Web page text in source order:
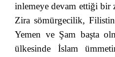
inlemeye devam ettiği bir
Zira sömürgecilik,
Yemen ve Şam başta
ülkesinde İslam